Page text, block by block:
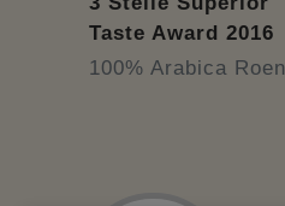
Taste Award 2016
100% Arabica Roen